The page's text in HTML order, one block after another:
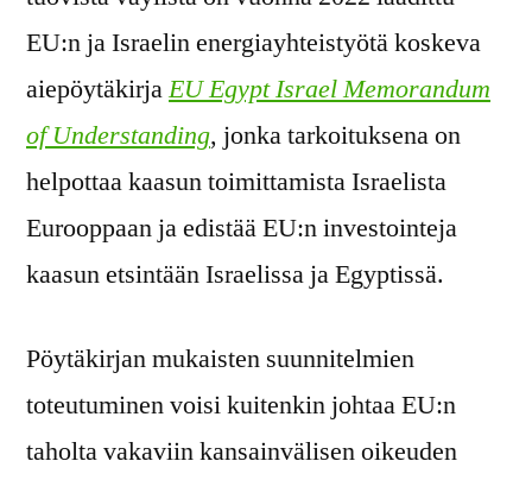
EU:n ja Israelin energiayhteistyötä koskeva
aiepöytäkirjaEU Egypt Israel Memorandum
of Understanding, jonka tarkoituksena on
helpottaa kaasun toimittamista Israelista
Eurooppaan ja edistää EU:n investointeja
kaasun etsintään Israelissa ja Egyptissä.
Pöytäkirjan mukaisten suunnitelmien
toteutuminen voisi kuitenkin johtaa EU:n
taholta vakaviin kansainvälisen oikeuden